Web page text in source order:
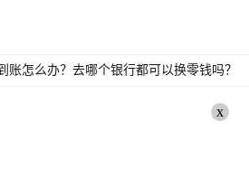
账怎么办？去哪个银行都可以换零钱吗？
x